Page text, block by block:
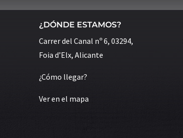
¿DÓNDE ESTAMOS?
Carrer del Canal nº 6, 03294,
Foia d’Elx, Alicante
¿Cómo llegar?
Ver en el mapa